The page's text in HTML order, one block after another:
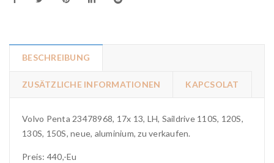
BESCHREIBUNG
ZUSÄTZLICHE INFORMATIONEN KAPCSOLAT
Volvo Penta 23478968, 17x 13, LH, Saildrive 110S, 120S,
130S, 150S, neue, aluminium, zu verkaufen.
Preis: 440,-Eu